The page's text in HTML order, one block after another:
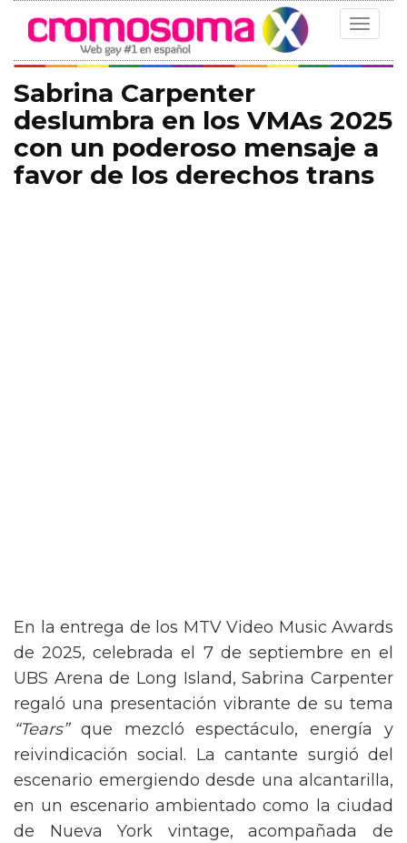
Toggle
Sabrina Carpenter
deslumbra en los VMAs 2025
con un poderoso mensaje a
favor de los derechos trans
En la entrega de los MTV Video Music Awards
de 2025, celebrada el 7 de septiembre en el
UBS Arena de Long Island, Sabrina Carpenter
regaló una presentación vibrante de su tema
“Tears”que mezcló espectáculo, energía y
reivindicación social. La cantante surgió del
escenario emergiendo desde una alcantarilla,
en un escenario ambientado como la ciudad
de Nueva York vintage, acompañada de